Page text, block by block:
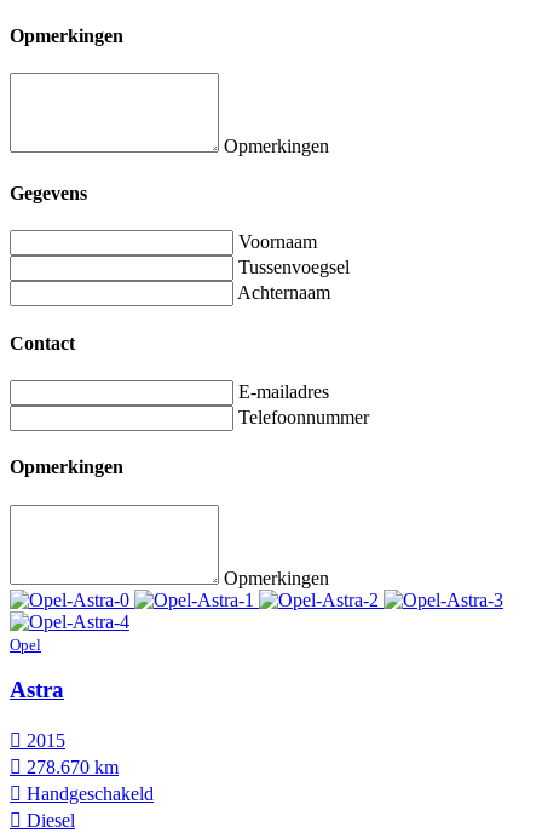
Opmerkingen
Opmerkingen
Gegevens
Voornaam
Tussenvoegsel
Achternaam
Contact
E-mailadres
Telefoonnummer
Opmerkingen
Opmerkingen
Opel
Astra
2015
278.670 km
Hand­geschakeld
Diesel